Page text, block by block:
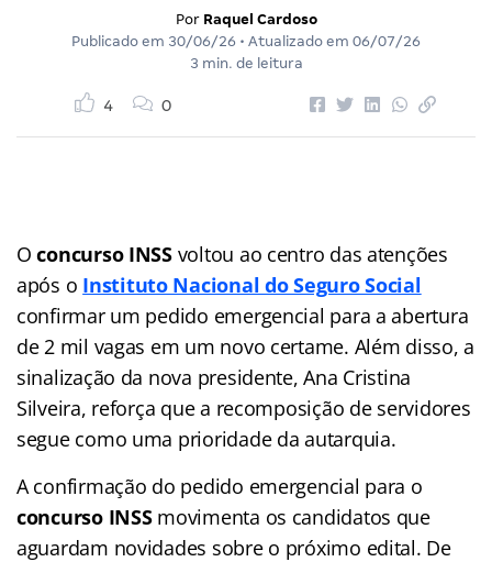
Por Raquel Cardoso
Publicado em 30/06/26 • Atualizado em 06/07/26
3 min. de leitura
4 0
Oconcurso INSS voltou ao centro das atenções
após o Instituto Nacional do Seguro Social
confirmar um pedido emergencial para a abertura
de 2 mil vagas em um novo certame. Além disso, a
sinalização da nova presidente, Ana Cristina
Silveira, reforça que a recomposição de servidores
segue como uma prioridade da autarquia.
A confirmação do pedido emergencial para o
concurso INSSmovimenta os candidatos que
aguardam novidades sobre o próximo edital. De